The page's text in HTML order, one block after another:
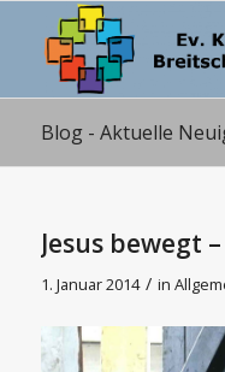
Blog - Aktuelle
Jesus bewegt
1. Januar 2014 / in